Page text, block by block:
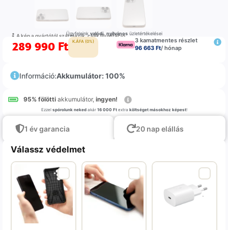
A kép a gyártótól származik, csak illustráció
Ügyfeleinkvalódi,nyilvánosüzletértékelései
289 990 Ft K.ÁFA (0%)
3 kamatmentes részlet
96 663 Ft/ hónap
Információ:Akkumulátor: 100%
95% fölötti akkumulátor, ingyen!
Ezzel spórolunk nekedakár 16 000 Ftextra költséget másokhoz képest!
1 év garancia 20 nap elállás
Válassz védelmet